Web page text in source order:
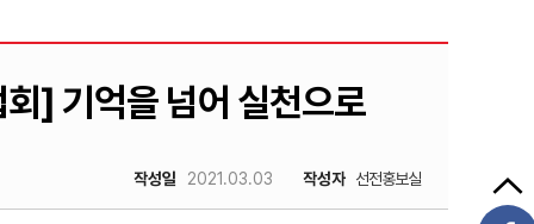
] 기억을 넘어 실천으로
작성일 2021.03.03 작성자 선전홍보실